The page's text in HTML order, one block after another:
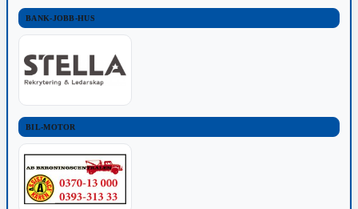
BANK-JOBB-HUS
BIL-MOTOR